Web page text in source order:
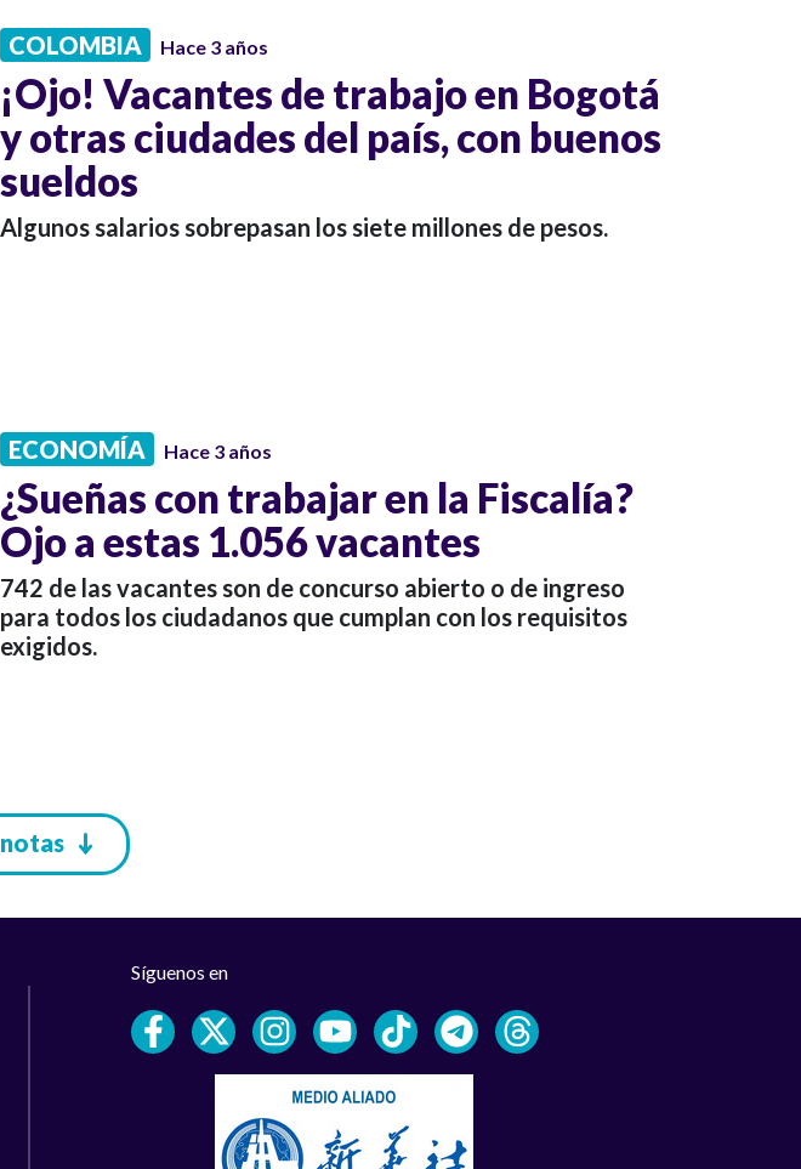
COLOMBIA Hace 3 años
¡Ojo! Vacantes de trabajo en Bogotá
y otras ciudades del país, con buenos
sueldos
Algunos salarios sobrepasan los siete millones de pesos.
ECONOMÍA Hace 3 años
¿Sueñas con trabajar en la Fiscalía?
Ojo a estas 1.056 vacantes
742 de las vacantes son de concurso abierto o de ingreso
para todos los ciudadanos que cumplan con los requisitos
exigidos.
Síguenos en